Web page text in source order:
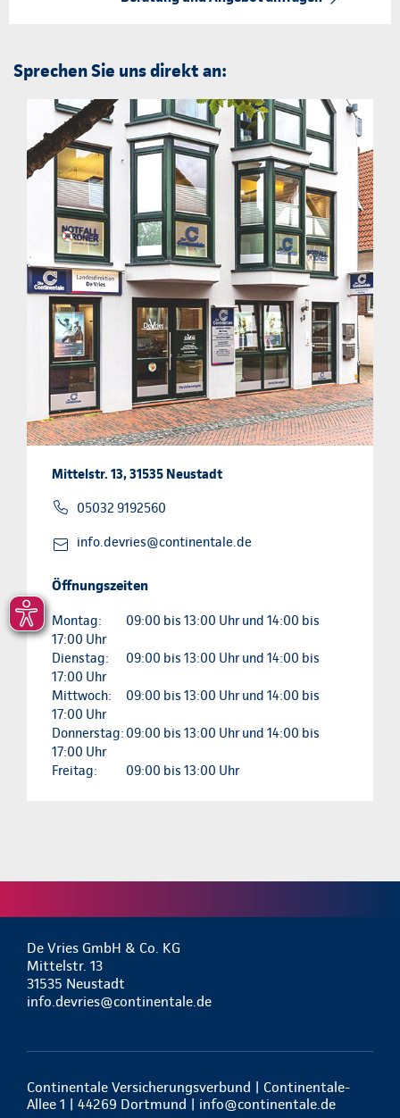
Sprechen Sie uns direkt an:
Mittelstr. 13, 31535 Neustadt
05032 9192560
info.devries@continentale.de
Öffnungszeiten
Montag:
09:00 bis 13:00 Uhr und 14:00 bis
17:00 Uhr
Dienstag:
09:00 bis 13:00 Uhr und 14:00 bis
17:00 Uhr
Mittwoch:
09:00 bis 13:00 Uhr und 14:00 bis
17:00 Uhr
Donnerstag: 09:00 bis 13:00 Uhr und 14:00 bis
17:00 Uhr
Freitag:
09:00 bis 13:00 Uhr
De Vries GmbH & Co. KG
Mittelstr. 13
31535 Neustadt
info.devries@continentale.de
Continentale Versicherungsverbund | Continentale-
Allee 1 | 44269 Dortmund | info@continentale.de